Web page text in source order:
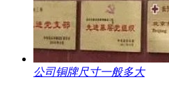
公司铜牌尺寸一般多大